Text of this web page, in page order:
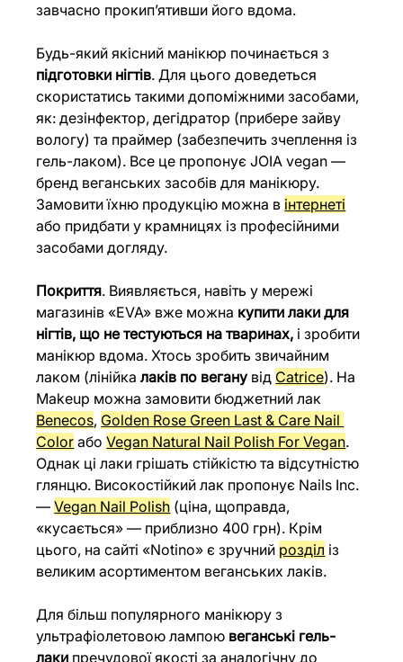
завчасно прокип’ятивши його вдома.
Будь-який якісний манікюр починається з
підготовки нігтів. Для цього доведеться
скористатись такими допоміжними засобами,
як: дезінфектор, дегідратор (прибере зайву
вологу) та праймер (забезпечить зчеплення із
гель-лаком). Все це пропонує JOIA vegan —
бренд веганських засобів для манікюру.
Замовити їхню продукцію можна в інтернеті
або придбати у крамницях із професійними
засобами догляду.
Покриття. Виявляється, навіть у мережі
магазинів «EVA» вже можна купити лаки для
нігтів, що не тестуються на тваринах, і зробити
манікюр вдома. Хтось зробить звичайним
лаком (лінійка лаків по вегану від Catrice). На
Makeup можна замовити бюджетний лак
Benecos, Golden Rose Green Last & Care Nail
Color або Vegan Natural Nail Polish For Vegan.
Однак ці лаки грішать стійкістю та відсутністю
глянцю. Високостійкий лак пропонує Nails Inc.
— Vegan Nail Polish (ціна, щоправда,
«кусається» — приблизно 400 грн). Крім
цього, на сайті «Notino» є зручний розділ із
великим асортиментом веганських лаків.
Для більш популярного манікюру з
ультрафіолетовою лампою веганські гель-
лаки пречудової якості за аналогічну до